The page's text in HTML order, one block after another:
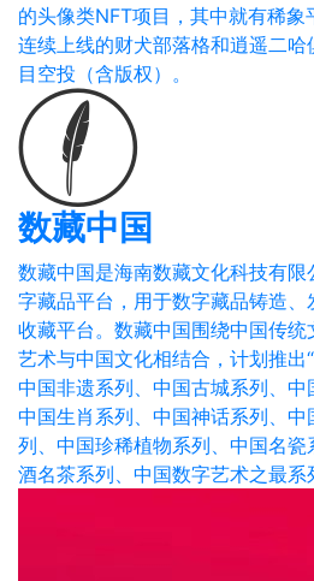
的头像类NFT项目，其中就有稀象
连续上线的财犬部落格和逍遥二哈
目空投（含版权）。
数藏中国
数藏中国是海南数藏文化科技有限
字藏品平台，用于数字藏品铸造、
收藏平台。数藏中国围绕中国传统
艺术与中国文化相结合，计划推出“
中国非遗系列、中国古城系列、中
中国生肖系列、中国神话系列、中
列、中国珍稀植物系列、中国名瓷
酒名茶系列、中国数字艺术之最系